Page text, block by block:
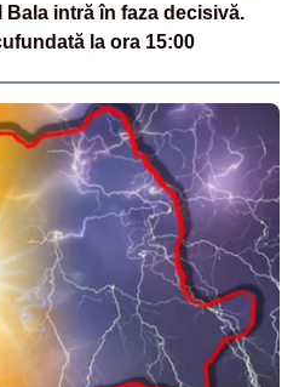
intră în faza decisivă.
la ora 15:00